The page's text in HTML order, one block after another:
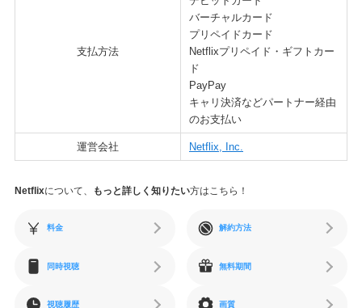
支払方法
バーチャルカード
プリペイドカード
Netflixプリペイド・ギフトカー
ド
PayPay
キャリ決済などパートナー経由
のお支払い
運営会社 Netflix, Inc.
Netflixについて、 もっと詳しく知りたい方はこちら！
料金 解約方法
同時視聴 無料期間
視聴履歴 画質